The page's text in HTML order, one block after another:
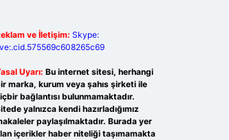
ve İletişim: Skype:
Uyarı: Bu internet sitesi, herhangi
marka, kurum veya şahıs şirketi ile
bağlantısı bulunmamaktadır.
yalnızca kendi hazırladığımız
paylaşılmaktadır. Burada yer
içerikler haber niteliği taşımamakta